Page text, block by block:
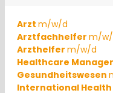
Arzt m/w/d
Arztfachhelfer m/
Arzthelfer m/w/d
Healthcare
Gesundheitswesen
International Health